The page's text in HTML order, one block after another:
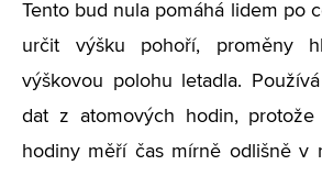
Tento bud nula pomáhá lidem po
určit výšku pohoří, proměny
výškovou polohu letadla.
dat z atomových hodin,
hodiny měří čas mírně odlišně v